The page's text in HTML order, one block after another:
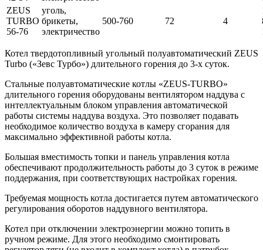
ZEUS
TURBO
56-76
уголь,
брикеты,
электричество
500-760 72 4
Котел твердотопливный угольный полуавтоматический ZEUS
Turbo («Зевс Турбо») длительного горения до 3-х суток.
Стальные полуавтоматические котлы «ZEUS-TURBO»
длительного горения оборудованы вентилятором наддува с
интеллектуальным блоком управления автоматической
работы системы наддува воздуха. Это позволяет подавать
необходимое количество воздуха в камеру сгорания для
максимально эффективной работы котла.
Большая вместимость топки и панель управления котла
обеспечивают продолжительность работы до 3 суток в режиме
поддержания, при соответствующих настройках горения.
Требуемая мощность котла достигается путем автоматического
регулирования оборотов наддувного вентилятора.
Котел при отключении электроэнергии можно топить в
ручном режиме. Для этого необходимо смонтировать